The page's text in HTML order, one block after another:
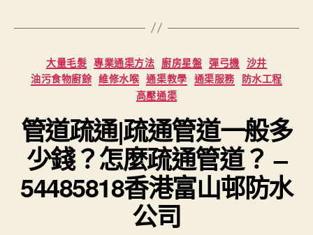
Categories
大量毛髮 專業通渠方法 廚房星盤 彈弓機 沙井
油污食物廚餘 維修水喉 通渠教學 通渠服務 防水工程
高壓通渠
管道疏通|疏通管道一般多
少錢？怎麼疏通管道？ –
54485818香港富山邨防水
公司